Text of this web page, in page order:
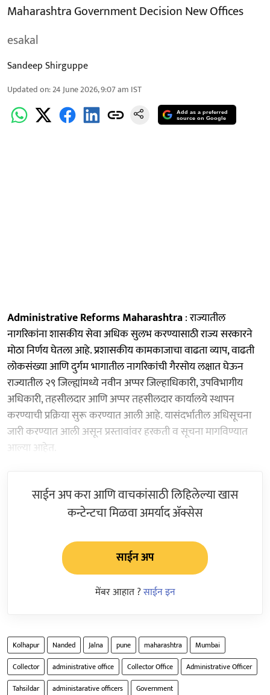
Maharashtra Government Decision New Offices
esakal
Sandeep Shirguppe
Updated on:24 June 2026, 9:07 am IST
Add as a preferred
source on Google
Administrative Reforms Maharashtra: राज्यातील
नागरिकांना शासकीय सेवा अधिक सुलभ करण्यासाठी राज्य सरकारने
मोठा निर्णय घेतला आहे. प्रशासकीय कामकाजाचा वाढता व्याप, वाढती
लोकसंख्या आणि दुर्गम भागातील नागरिकांची गैरसोय लक्षात घेऊन
राज्यातील २९ जिल्ह्यांमध्ये नवीन अप्पर जिल्हाधिकारी, उपविभागीय
अधिकारी, तहसीलदार आणि अप्पर तहसीलदार कार्यालये स्थापन
करण्याची प्रक्रिया सुरू करण्यात आली आहे. यासंदर्भातील अधिसूचना
जारी करण्यात आली असून प्रस्तावांवर हरकती व सूचना मागविण्यात
आल्या आहेत.
साईन अप करा आणि वाचकांसाठी लिहिलेल्या खास
कन्टेन्टचा मिळवा अमर्याद ॲक्सेस
साईन अप
मेंबर आहात ?साईन इन
Kolhapur Nanded Jalna pune maharashtra
Mumbai
Collector
administrative office Collector Office
Administrative Officer
Tahsildar
administarative officers Government